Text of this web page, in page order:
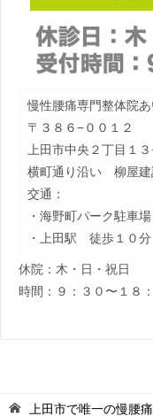
慢性腰痛専門整体院
〒３８６−００１２
上田市中央２丁目１３
横町通り沿い 柳屋建
交通：
・海野町パーク駐車
・上田駅 徒歩１０分
休院：木・日・祝日
時間：９：３０〜１８
上田市で唯一の慢腰